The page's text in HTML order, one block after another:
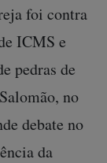
foi contra
ICMS e
pedras de
no
debate no
da